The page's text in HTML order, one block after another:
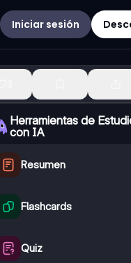
Iniciar sesión
Herramientas de
con IA
Resumen
Flashcards
Quiz